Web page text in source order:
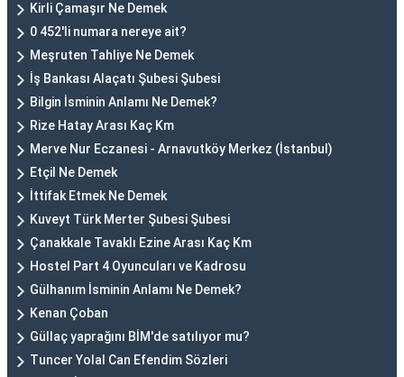
Kirli Çamaşır Ne Demek
0 452'li numara nereye ait?
Meşruten Tahliye Ne Demek
İş Bankası Alaçatı Şubesi Şubesi
Bilgin İsminin Anlamı Ne Demek?
Rize Hatay Arası Kaç Km
Merve Nur Eczanesi - Arnavutköy Merkez (İstanbul)
Etçil Ne Demek
İttifak Etmek Ne Demek
Kuveyt Türk Merter Şubesi Şubesi
Çanakkale Tavaklı Ezine Arası Kaç Km
Hostel Part 4 Oyuncuları ve Kadrosu
Gülhanım İsminin Anlamı Ne Demek?
Kenan Çoban
Güllaç yaprağını BİM'de satılıyor mu?
Tuncer Yolal Can Efendim Sözleri